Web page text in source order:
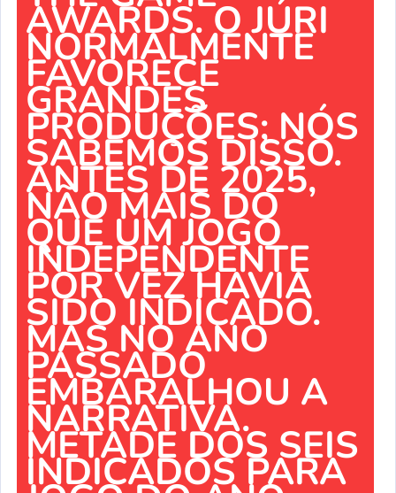
AWARDS. O JÚRI
NORMALMENTE
FAVORECE
GRANDES
PRODUÇÕES; NÓS
SABEMOS DISSO.
ANTES DE 2025,
NÃO MAIS DO
QUE UM JOGO
INDEPENDENTE
POR VEZ HAVIA
SIDO INDICADO.
MAS NO ANO
PASSADO
EMBARALHOU A
NARRATIVA.
METADE DOS SEIS
INDICADOS PARA